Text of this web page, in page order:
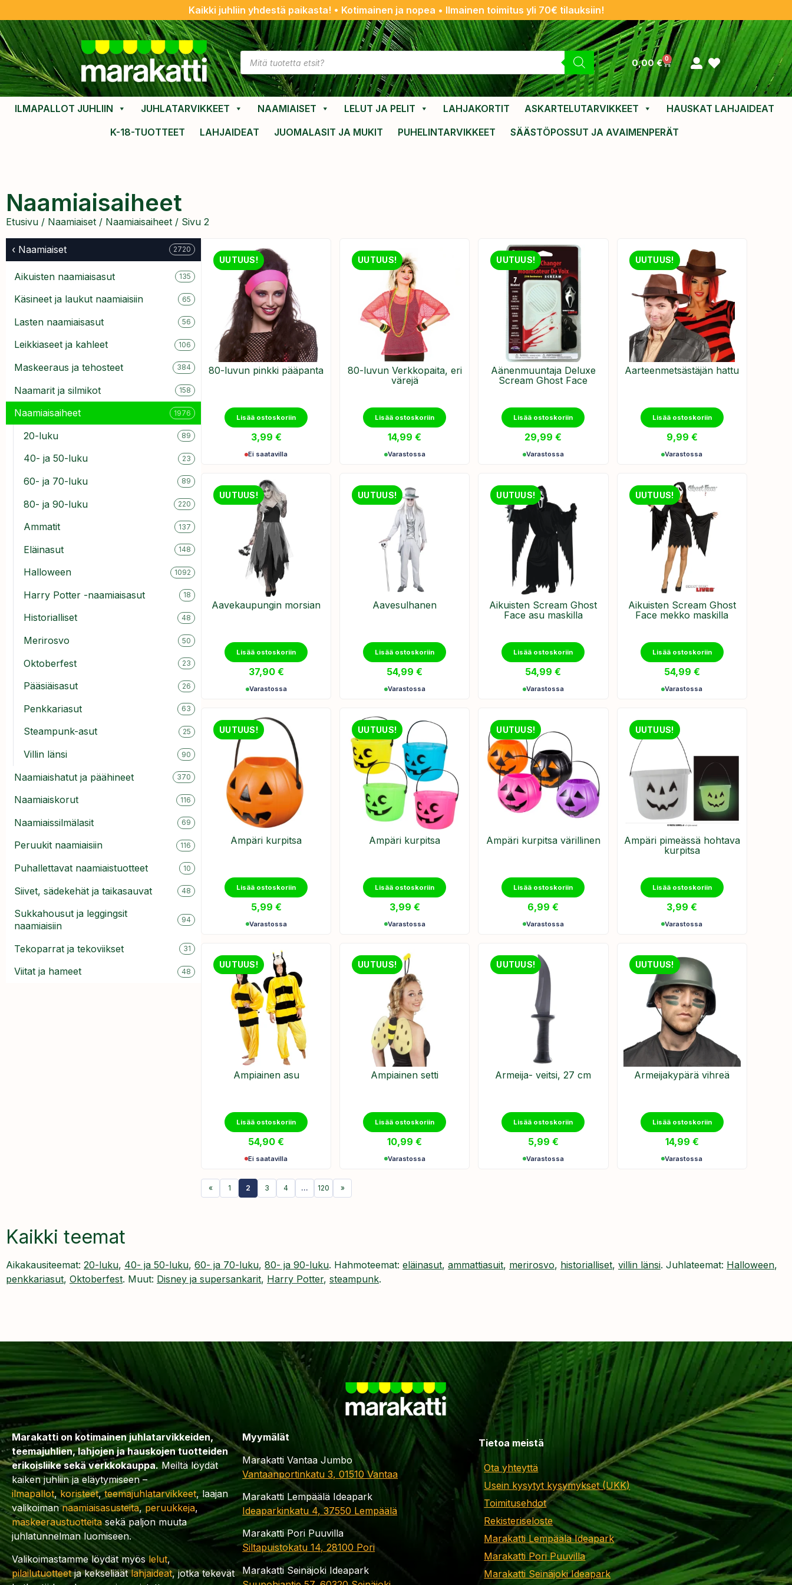
Kaikki juhliin yhdestä paikasta! • Kotimainen ja nopea • Ilmainen toimitus yli 70€ tilauksiin!
0,00€ 0
ILMAPALLOT JUHLIIN JUHLATARVIKKEET NAAMIAISET LELUT JA PELIT LAHJAKORTIT ASKARTELUTARVIKKEET
HAUSKAT LAHJAIDEAT
K-18-TUOTTEET
LAHJAIDEAT JUOMALASIT JA MUKIT PUHELINTARVIKKEET SÄÄSTÖPOSSUT JA AVAIMENPERÄT
Naamiaisaiheet
Etusivu / Naamiaiset / Naamiaisaiheet / Sivu 2
‹ Naamiaiset 2720
Aikuisten naamiaisasut 135
Käsineet ja laukut naamiaisiin 65
Lasten naamiaisasut 56
Leikkiaseet ja kahleet 106
Maskeeraus ja tehosteet 384
Naamarit ja silmikot 158
Naamiaisaiheet 1976
20-luku 89
40- ja 50-luku 23
60- ja 70-luku 89
80- ja 90-luku 220
Ammatit 137
Eläinasut 148
Halloween 1092
Harry Potter -naamiaisasut 18
Historialliset 48
Merirosvo 50
Oktoberfest 23
Pääsiäisasut 26
Penkkariasut 63
Steampunk-asut 25
Villin länsi 90
Naamiaishatut ja päähineet 370
Naamiaiskorut 116
Naamiaissilmälasit 69
Peruukit naamiaisiin 116
Puhallettavat naamiaistuotteet 10
Siivet, sädekehät ja taikasauvat 48
Sukkahousut ja leggingsit
naamiaisiin
94
Tekoparrat ja tekoviikset 31
Viitat ja hameet 48
UUTUUS!
80-luvun pinkki pääpanta
Lisää ostoskoriin
3,99 €
Ei saatavilla
UUTUUS!
​80-luvun Verkkopaita, eri
värejä
Lisää ostoskoriin
14,99€
Varastossa
UUTUUS!
Äänenmuuntaja Deluxe
Scream Ghost Face
Lisää ostoskoriin
29,99€
Varastossa
UUTUUS!
Aarteenmetsästäjän hattu
Lisää ostoskoriin
9,99 €
Varastossa
UUTUUS!
Aavekaupungin morsian
Lisää ostoskoriin
37,90 €
Varastossa
UUTUUS!
Aavesulhanen
Lisää ostoskoriin
54,99€
Varastossa
UUTUUS!
Aikuisten Scream Ghost
Face asu maskilla
Lisää ostoskoriin
54,99€
Varastossa
UUTUUS!
Aikuisten Scream Ghost
Face mekko maskilla
Lisää ostoskoriin
54,99 €
Varastossa
UUTUUS!
Ämpäri kurpitsa
Lisää ostoskoriin
5,99 €
Varastossa
UUTUUS!
Ämpäri kurpitsa
Lisää ostoskoriin
3,99 €
Varastossa
UUTUUS!
Ämpäri kurpitsa värillinen
Lisää ostoskoriin
6,99€
Varastossa
UUTUUS!
Ämpäri pimeässä hohtava
kurpitsa
Lisää ostoskoriin
3,99€
Varastossa
UUTUUS!
Ampiainen asu
Lisää ostoskoriin
54,90€
Ei saatavilla
UUTUUS!
Ampiainen setti
Lisää ostoskoriin
10,99€
Varastossa
UUTUUS!
Armeija- veitsi, 27 cm
Lisää ostoskoriin
5,99 €
Varastossa
UUTUUS!
Armeijakypärä vihreä
Lisää ostoskoriin
14,99 €
Varastossa
« 1 2 3 4 … 120 »
Kaikki teemat
Aikakausiteemat: 20-luku, 40- ja 50-luku, 60- ja 70-luku, 80- ja 90-luku. Hahmoteemat: eläinasut, ammattiasuit, merirosvo, historialliset, villin länsi. Juhlateemat: Halloween,
penkkariasut, Oktoberfest. Muut: Disney ja supersankarit, Harry Potter, steampunk.
Marakatti on kotimainen juhlatarvikkeiden,
teemajuhlien, lahjojen ja hauskojen tuotteiden
erikoisliike sekä verkkokauppa.Meiltä löydät
kaiken juhliin ja eläytymiseen –
ilmapallot,koristeet,teemajuhlatarvikkeet, laajan
valikoimannaamiaisasusteita,peruukkeja,
maskeeraustuotteitasekä paljon muuta
juhlatunnelman luomiseen.
Valikoimastamme löydät myöslelut,
pilailutuotteetja kekseliäätlahjaideat, jotka tekevät
Myymälät
Marakatti Vantaa Jumbo
Vantaanportinkatu 3, 01510 Vantaa
Marakatti Lempäälä Ideapark
Ideaparkinkatu 4, 37550 Lempäälä
Marakatti Pori Puuvilla
Siltapuistokatu 14, 28100 Pori
Marakatti Seinäjoki Ideapark
Tietoa meistä
Ota yhteyttä
Usein kysytyt kysymykset (UKK)
Toimitusehdot
Rekisteriseloste
Marakatti Lempäälä Ideapark
Marakatti Pori Puuvilla
Marakatti Seinäjoki Ideapark